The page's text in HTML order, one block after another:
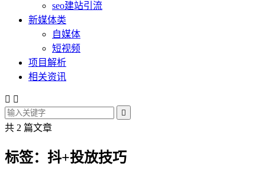
seo建站引流
新媒体类
自媒体
短视频
项目解析
相关资讯
 

共 2 篇文章
标签：抖+投放技巧